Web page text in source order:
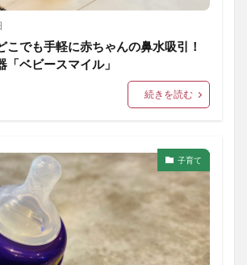
こでも手軽に赤ちゃんの鼻水吸引！
「ベビースマイル」
続きを読む
子育て